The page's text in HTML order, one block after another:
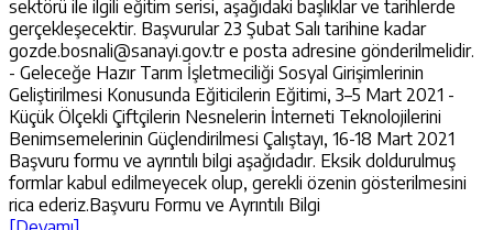
sektörü ile ilgili eğitim serisi, aşağıdaki başlıklar ve tarihlerde
gerçekleşecektir. Başvurular 23 Şubat Salı tarihine kadar
gozde.bosnali@sanayi.gov.tr e posta adresine gönderilmelidir.
- Geleceğe Hazır Tarım İşletmeciliği Sosyal Girişimlerinin
Geliştirilmesi Konusunda Eğiticilerin Eğitimi, 3–5 Mart 2021 -
Küçük Ölçekli Çiftçilerin Nesnelerin İnterneti Teknolojilerini
Benimsemelerinin Güçlendirilmesi Çalıştayı, 16-18 Mart 2021
Başvuru formu ve ayrıntılı bilgi aşağıdadır. Eksik doldurulmuş
formlar kabul edilmeyecek olup, gerekli özenin gösterilmesini
rica ederiz.Başvuru Formu ve Ayrıntılı Bilgi